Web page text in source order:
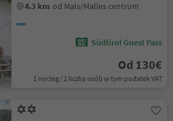
4.3 km od Mals/Malles centrum
Südtirol Guest Pass
Od 130€
1 nocleg / 2 liczba osób w tym podatek VAT